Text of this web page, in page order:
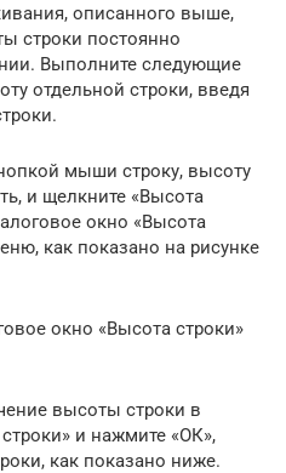
описанного выше,
строки постоянно
Выполните следующие
отдельной строки, введя
мыши строку, высоту
и щелкните «Высота
окно «Высота
как показано на рисунке
окно «Высота строки»
высоты строки в
и нажмите «ОК»,
как показано ниже.